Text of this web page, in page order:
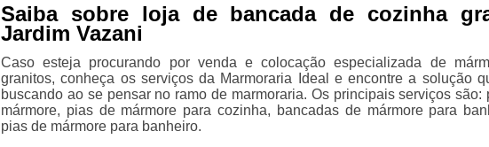
Saiba sobre loja de bancada de cozinha
Jardim Vazani
Caso esteja procurando por venda e colocação especializada de
granitos, conheça os serviços da Marmoraria Ideal e encontre a solução
buscando ao se pensar no ramo de marmoraria. Os principais serviços são:
mármore, pias de mármore para cozinha, bancadas de mármore para
pias de mármore para banheiro.